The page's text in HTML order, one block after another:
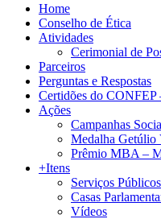
Home
Conselho de Ética
Atividades
Cerimonial de
Parceiros
Perguntas e Respostas
Certidões do CONFEP
Ações
Campanhas
Medalha Getúlio
Prêmio MBA –
+Itens
Serviços Públicos
Casas
Vídeos